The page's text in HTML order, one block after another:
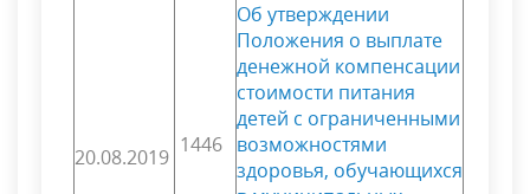
20.08.2019 1446
Об утверждении
Положения о выплате
денежной компенсации
стоимости питания
детей с ограниченными
возможностями
здоровья, обучающихся